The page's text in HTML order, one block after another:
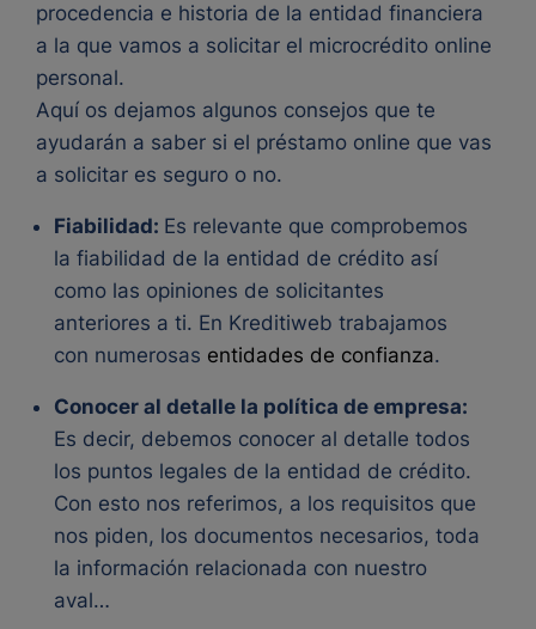
procedencia e historia de la entidad financiera
a la que vamos a solicitar el microcrédito online
personal.
Aquí os dejamos algunos consejos que te
ayudarán a saber si el préstamo online que vas
a solicitar es seguro o no.
Fiabilidad: Es relevante que comprobemos
la fiabilidad de la entidad de crédito así
como las opiniones de solicitantes
anteriores a ti. En Kreditiweb trabajamos
con numerosas entidades de confianza.
Conocer al detalle la política de empresa:
Es decir, debemos conocer al detalle todos
los puntos legales de la entidad de crédito.
Con esto nos referimos, a los requisitos que
nos piden, los documentos necesarios, toda
la información relacionada con nuestro
aval…